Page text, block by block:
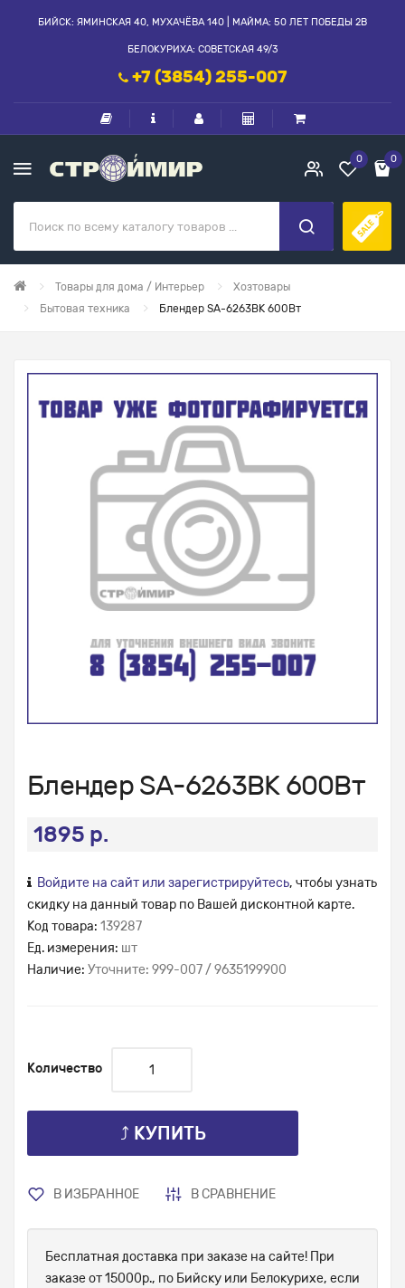
БИЙСК: ЯМИНСКАЯ 40, МУХАЧЁВА 140 | МАЙМА: 50 ЛЕТ ПОБЕДЫ 2В
БЕЛОКУРИХА: СОВЕТСКАЯ 49/3
+7 (3854) 255-007
0 0
Товары для дома / Интерьер
Хозтовары
Бытовая техника
Блендер SA-6263BK 600Вт
Блендер SA-6263BK 600Вт
1895 р.
Войдите на сайт или зарегистрируйтесь, чтобы узнать
скидку на данный товар по Вашей дисконтной карте.
Код товара: 139287
Ед. измерения: шт
Наличие: Уточните: 999-007 / 9635199900
Количество
⤴ КУПИТЬ
В ИЗБРАННОЕ В СРАВНЕНИЕ
Бесплатная доставка при заказе на сайте! При
заказе от 15000р., по Бийску или Белокурихе, если